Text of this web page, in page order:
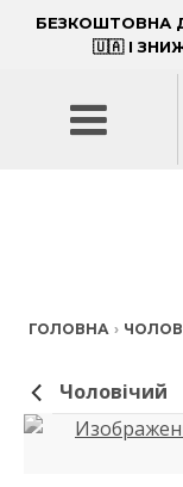
БЕЗКОШТОВНА
🇺🇦 І
ГОЛОВНА ›
Чоловічий